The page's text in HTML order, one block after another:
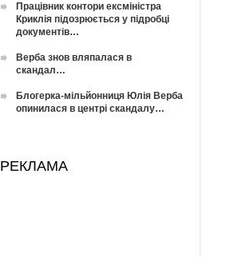
Працівник контори ексміністра
Криклія підозрюється у підробці
документів…
Верба знов вляпалася в
скандал…
Блогерка-мільйонниця Юлія Верба
опинилася в центрі скандалу…
РЕКЛАМА